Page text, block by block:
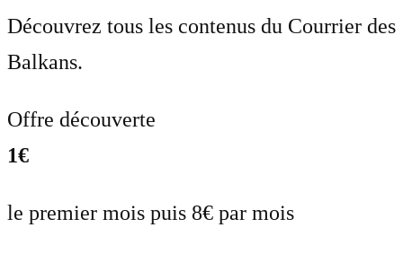
Découvrez tous les contenus du Courrier des
Balkans.
Offre découverte
1€
le premier mois puis 8€ par mois